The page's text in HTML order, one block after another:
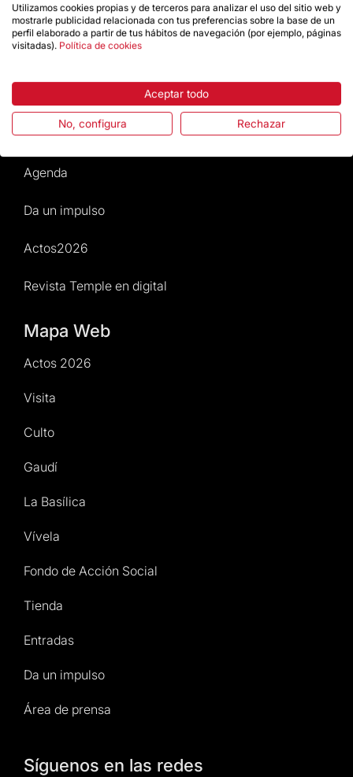
Preguntas frecuentes
Normativa y condiciones de compra
Noticias y Actualidad
Agenda
Da un impulso
Actos2026
Revista Temple en digital
Mapa Web
Actos 2026
Visita
Culto
Gaudí
La Basílica
Vívela
Fondo de Acción Social
Tienda
Entradas
Da un impulso
Área de prensa
Síguenos en las redes
Utilizamos cookies propias y de terceros para analizar el uso del sitio web y
mostrarle publicidad relacionada con tus preferencias sobre la base de un
perfil elaborado a partir de tus hábitos de navegación (por ejemplo, páginas
visitadas). Política de cookies
Aceptar todo
No, configura Rechazar